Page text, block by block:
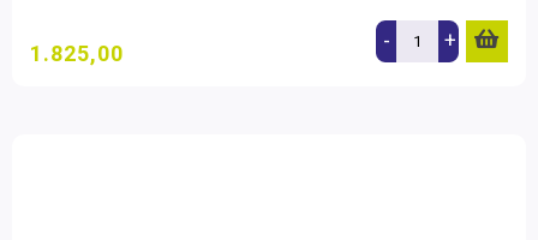
1.825,00 - +